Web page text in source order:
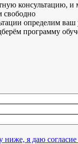
консультацию, и
свободно
определим ваш
программу
я даю согласие